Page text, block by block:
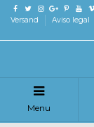
Versand Aviso legal
Menu